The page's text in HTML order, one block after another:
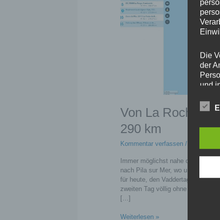
Von La Rochelle
290 km
Kommentar verfassen /
Immer möglichst nahe der
nach Pila sur Mer, wo uns die
für heute, den Vaddertag in
zweiten Tag völlig ohne
[…]
Von
Weiterlesen »
Die
der
und
uns
Wir
und